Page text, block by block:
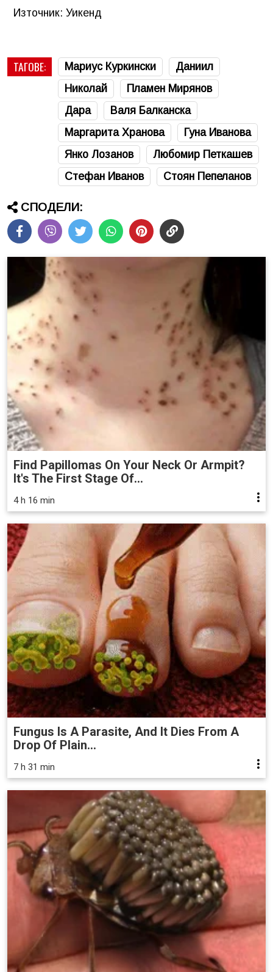
Източник: Уикенд
ТАГОВЕ: Мариус Куркински
Даниил
Николай
Пламен Мирянов
Дара
Валя Балканска
Маргарита Хранова
Гуна Иванова
Янко Лозанов
Любомир Петкашев
Стефан Иванов
Стоян Пeпеланов
СПОДЕЛИ:
Find Papillomas On Your Neck Or Armpit?
It's The First Stage Of...
4 h 16 min
Fungus Is A Parasite, And It Dies From A
Drop Of Plain...
7 h 31 min